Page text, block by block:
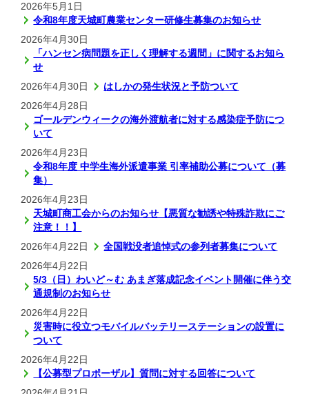
2026年5月1日
令和8年度天城町農業センター研修生募集のお知らせ
2026年4月30日
「ハンセン病問題を正しく理解する週間」に関するお知ら
せ
2026年4月30日
はしかの発生状況と予防ついて
2026年4月28日
ゴールデンウィークの海外渡航者に対する感染症予防につ
いて
2026年4月23日
令和8年度 中学生海外派遣事業 引率補助公募について（募
集）
2026年4月23日
天城町商工会からのお知らせ【悪質な勧誘や特殊詐欺にご
注意！！】
2026年4月22日
全国戦没者追悼式の参列者募集について
2026年4月22日
5/3（日）わいど～む あまぎ落成記念イベント開催に伴う交
通規制のお知らせ
2026年4月22日
災害時に役立つモバイルバッテリーステーションの設置に
ついて
2026年4月22日
【公募型プロポーザル】質問に対する回答について